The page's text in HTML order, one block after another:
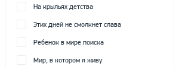
На крыльях детства
Этих дней не смолкнет слава
Ребенок в мире поиска
Мир, в котором я живу